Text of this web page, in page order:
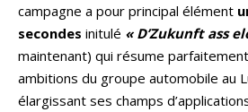
campagne a pour principal élément
secondes initulé « D’Zukunft ass
maintenant) qui résume
ambitions du groupe automobile au
élargissant ses champs